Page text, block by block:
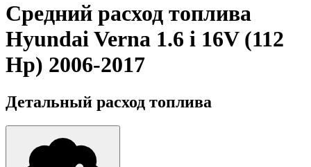
Средний расход топлива
Hyundai Verna 1.6 i 16V (112
Hp) 2006-2017
Детальный расход топлива